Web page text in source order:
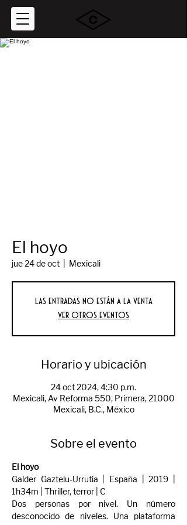
El hoyo
jue 24 de oct Mexicali
Las entradas no están a la venta
Ver otros eventos
Horario y ubicación
24 oct 2024, 4:30 p.m.
Mexicali, Av Reforma 550, Primera, 21000
Mexicali, B.C., México
Sobre el evento
El hoyo
Galder Gaztelu-Urrutia | España | 2019 |
1h34m | Thriller, terror | C
Dos personas por nivel. Un número
desconocido de niveles. Una plataforma